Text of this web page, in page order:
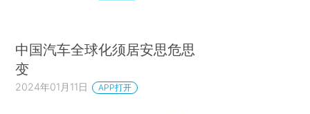
中国汽车全球化须居安思危思
变
2024年01月11日 APP打开